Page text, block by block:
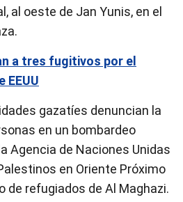
al oeste de Jan Yunis, en el
a tres fugitivos por el
EEUU
gazatíes denuncian la
en un bombardeo
Agencia de Naciones Unidas
en Oriente Próximo
de refugiados de Al Maghazi.